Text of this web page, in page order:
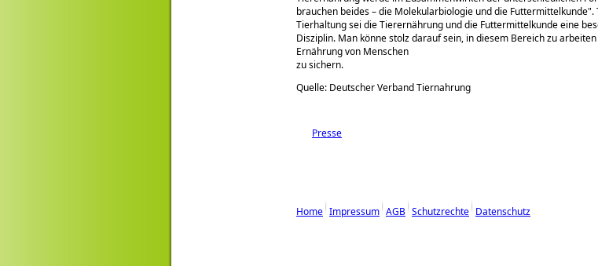
brauchen beides – die Molekularbiologie und die Futtermittelkunde .
Tierhaltung sei die Tierernährung und die Futtermittelkunde eine
Disziplin. Man könne stolz darauf sein, in diesem Bereich zu
Ernährung von Menschen
zu sichern.
Quelle: Deutscher Verband Tiernahrung
Presse
Home Impressum AGB Schutzrechte Datenschutz